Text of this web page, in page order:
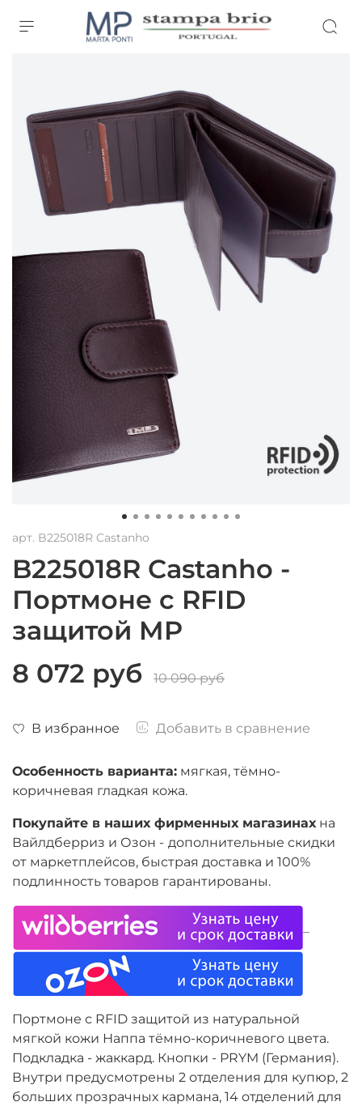
арт. B225018R Castanho
B225018R Castanho -
Портмоне с RFID
защитой MP
В избранное Добавить в сравнение
8 072 руб 10 090 руб
Особенность варианта: мягкая, тёмно-
коричневая гладкая кожа.
Покупайте в наших фирменных магазинахна
Вайлдберриз и Озон - дополнительные скидки
от маркетплейсов, быстрая доставка и 100%
подлинность товаров гарантированы.
Портмоне с RFID защитой из натуральной
мягкой кожи Наппа тёмно-коричневого цвета.
Подкладка - жаккард. Кнопки - PRYM (Германия).
Внутри предусмотрены 2 отделения для купюр, 2
больших прозрачных кармана, 14 отделений для